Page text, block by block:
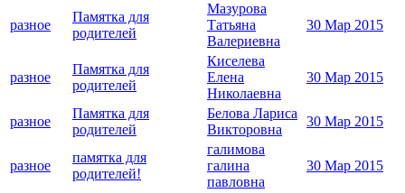
разное
Памятка для
родителей
Мазурова
Татьяна
Валериевна
30 Мар 2015
разное
Памятка для
родителей
Киселева
Елена
Николаевна
30 Мар 2015
разное
Памятка для
родителей
Белова Лариса
Викторовна
30 Мар 2015
разное
памятка для
родителей!
галимова
галина
павловна
30 Мар 2015